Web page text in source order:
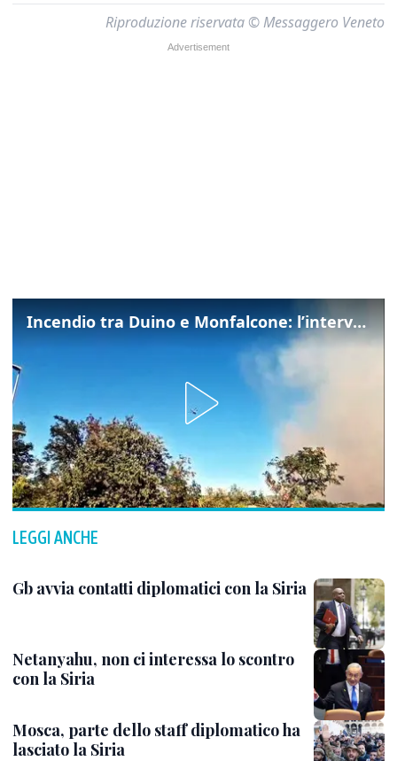
Riproduzione riservata © Messaggero Veneto
Incendio tra Duino e Monfalcone: l’intervento dei vigili del fuoco
LEGGI ANCHE
Gb avvia contatti diplomatici con la Siria
Netanyahu, non ci interessa lo scontro
con la Siria
Mosca, parte dello staff diplomatico ha
lasciato la Siria